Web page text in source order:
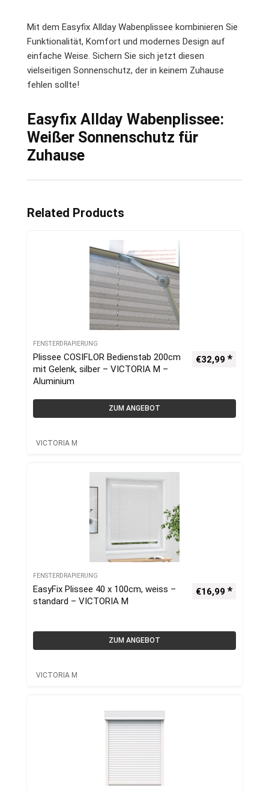
Mit dem Easyfix Allday Wabenplissee kombinieren Sie
Funktionalität, Komfort und modernes Design auf
einfache Weise. Sichern Sie sich jetzt diesen
vielseitigen Sonnenschutz, der in keinem Zuhause
fehlen sollte!
Easyfix Allday Wabenplissee:
Weißer Sonnenschutz für
Zuhause
Related Products
FENSTERDRAPIERUNG
Plissee COSIFLOR Bedienstab 200cm
mit Gelenk, silber – VICTORIA M –
Aluminium
€32,99
ZUM ANGEBOT
VICTORIA M
FENSTERDRAPIERUNG
EasyFix Plissee 40 x 100cm, weiss –
standard – VICTORIA M
€16,99
ZUM ANGEBOT
VICTORIA M